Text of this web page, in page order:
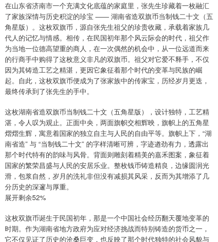
在山东省济南市一个充满文化底蕴的家庭里，张先生珍藏着一枚融汇
了家族深情与历史积淀的珍宝 —— 湖南省造双旗币当制钱二十文（五
角星版）。这枚双旗币，源自张先生祖父的珍贵收藏，承载着家族几
代人的记忆与情感。相传，在民国初年那个风云际会的时代，祖父作
为当地一位德高望重的商人，在一次偶然的机会中，从一位远道而来
的行商手中购得了这枚意义非凡的双旗币。祖父对它爱不释手，不仅
因为其铸造工艺之精湛，更因它象征着那个时代的变革与民族的崛
起。自此，这枚双旗币便成为了张家族中的传家宝，历经岁月更迭，
最终传承到了张先生的手中。
这枚湖南省造双旗币当制钱二十文（五角星版），设计独特，工艺精
湛，令人叹为观止。正面中央，两面旗帜交相辉映，旗帜上的五角星
熠熠生辉，寓意着国家的独立自主与人民的自由平等。旗帜上下，“湖
南省造” 与 “当制钱二十文” 的字样清晰可辨，字迹遒劲有力，透露出
那个时代特有的韵味与风骨。背面则雕刻着精美的嘉禾图案，象征着
国家的繁荣昌盛与人民的安居乐业。整枚钱币铸造精良，边缘圆润光
滑，包浆自然，岁月的洗礼非但没有减损其风采，反而为其增添了几
分历史的深邃与厚重。
展开剩余52%
这枚双旗币诞生于民国初年，那是一个中国社会经历翻天覆地变革的
时期。作为湖南省地方政府为应对经济挑战而特别铸造的货币之一，
它不仅见证了历史的沧桑巨变，也反映了那个时代独特的社会风貌与